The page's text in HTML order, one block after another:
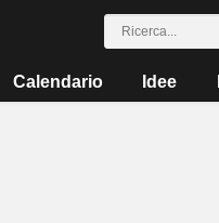
Calendario Idee